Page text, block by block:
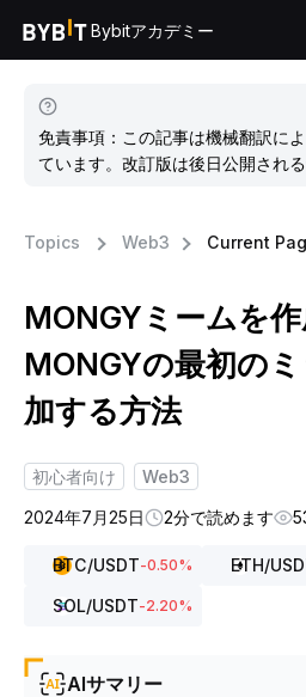
Bybitアカデミー
免責事項：この記事は機械翻訳に
ています。改訂版は後日公開される
Topics Web3 Current
MONGYミームを
MONGYの最初の
加する方法
初心者向け
Web3
2024年7月25日
2分で読めます
BTC/USDT-0.50% ETH/
SOL/USDT-2.20%
AIサマリー